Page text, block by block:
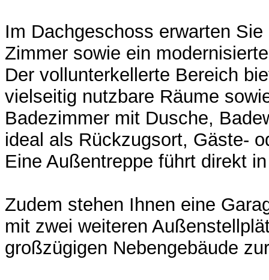
Im Dachgeschoss erwarten
Zimmer sowie ein
Der vollunterkellerte Bereich
vielseitig nutzbare Räume
Badezimmer mit Dusche,
ideal als Rückzugsort, Gäste-
Eine Außentreppe führt direkt
Zudem stehen Ihnen eine
mit zwei weiteren
großzügigen Nebengebäude